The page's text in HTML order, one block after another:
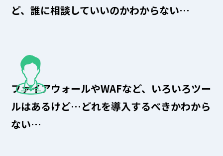
ど、誰に相談していいのかわからない…
ファイアウォールやWAFなど、いろいろツー
ルはあるけど…どれを導入するべきかわから
ない…